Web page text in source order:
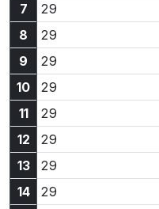
7
29
8
29
9
29
10
29
11
29
12
29
13
29
14
29